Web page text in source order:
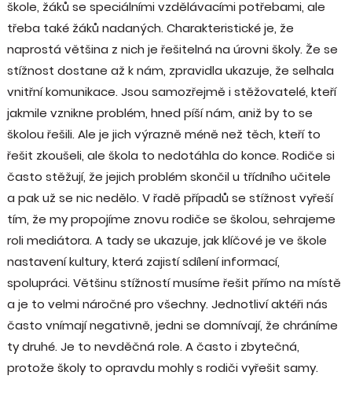
škole, žáků se speciálními vzdělávacími potřebami, ale
třeba také žáků nadaných. Charakteristické je, že
naprostá většina z nich je řešitelná na úrovni školy. Že se
stížnost dostane až k nám, zpravidla ukazuje, že selhala
vnitřní komunikace. Jsou samozřejmě i stěžovatelé, kteří
jakmile vznikne problém, hned píší nám, aniž by to se
školou řešili. Ale je jich výrazně méně než těch, kteří to
řešit zkoušeli, ale škola to nedotáhla do konce. Rodiče si
často stěžují, že jejich problém skončil u třídního učitele
a pak už se nic nedělo. V řadě případů se stížnost vyřeší
tím, že my propojíme znovu rodiče se školou, sehrajeme
roli mediátora. A tady se ukazuje, jak klíčové je ve škole
nastavení kultury, která zajistí sdílení informací,
spolupráci. Většinu stížností musíme řešit přímo na místě
a je to velmi náročné pro všechny. Jednotliví aktéři nás
často vnímají negativně, jedni se domnívají, že chráníme
ty druhé. Je to nevděčná role. A často i zbytečná,
protože školy to opravdu mohly s rodiči vyřešit samy.